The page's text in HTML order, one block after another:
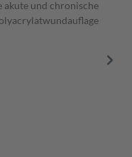
akute und chronische